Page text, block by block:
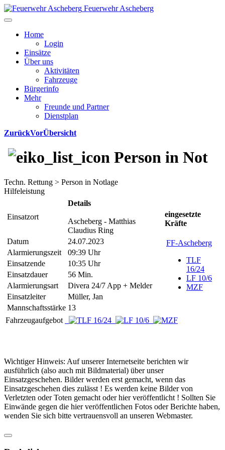
Feuerwehr Ascheberg
Home
Login
Einsätze
Über uns
Aktivitäten
Fahrzeuge
Bürgerinfo
Mehr
Freunde und Partner
Dienstplan
ZurückVorÜbersicht
Person in Not
Techn. Rettung > Person in Notlage
Hilfeleistung
Einsatzort
Details
Ascheberg - Matthias
Claudius Ring
Datum
24.07.2023
Alarmierungszeit
09:39 Uhr
Einsatzende
10:35 Uhr
Einsatzdauer
56 Min.
Alarmierungsart
Divera 24/7 App + Melder
Einsatzleiter
Müller, Jan
Mannschaftsstärke 13
eingesetzte
Kräfte
FF-Ascheberg
TLF
16/24
LF 10/6
MZF
Fahrzeugaufgebot
Wichtiger Hinweis: Auf unserer Internetseite berichten wir
ausführlich (also auch mit Bildmaterial) über unser
Einsatzgeschehen. Bilder werden erst gemacht, wenn das
Einsatzgeschehen dies zulässt ! Es werden keine Bilder von
Verletzten oder Toten gemacht oder hier veröffentlicht ! Sollten Sie
Einwände gegen die hier veröffentlichen Fotos oder Berichte haben,
wenden Sie sich bitte vertrauensvoll an unseren Webmaster.